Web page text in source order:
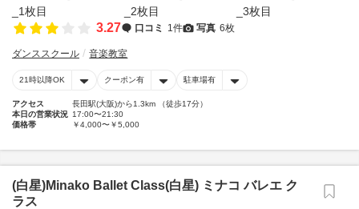
3.27 口コミ 1件 写真 6枚
ダンススクール 音楽教室
21時以降OK クーポン有 駐車場有
アクセス
長田駅(大阪)から1.3km （徒歩17分）
本日の営業状況 17:00〜21:30
価格帯
￥4,000〜￥5,000
(白星)Minako Ballet Class(白星) ミナコ バレエ ク
ラス